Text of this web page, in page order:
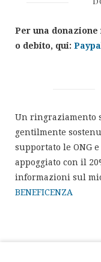
Per una
o debito, qui:
Un ringraziamento
gentilmente
supportato le ONG
appoggiato con il
informazioni sul
BENEFICENZA